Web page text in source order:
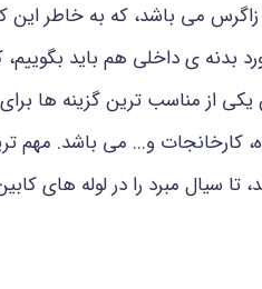
می باشد، که به خاطر این
بدنه ی داخلی هم باید
از مناسب ترین گزینه ها برای
کارخانجات و... می باشد.
سیال مبرد را در لوله های